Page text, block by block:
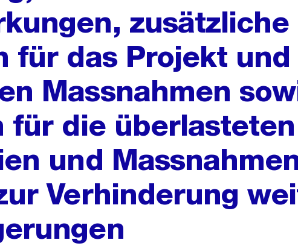
zusätzliche
für das Projekt und
Massnahmen
für die überlasteten
und
Verhinderung